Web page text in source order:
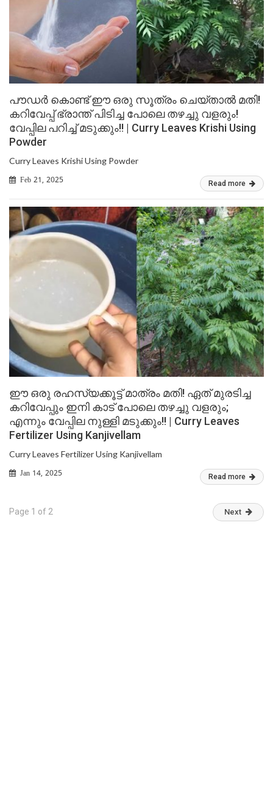
പൗഡർ കൊണ്ട് ഈ ഒരു സൂത്രം ചെയ്താൽ മതി!
കറിവേപ്പ് ഭ്രാന്ത് പിടിച്ച പോലെ തഴച്ചു വളരും!
വേപ്പില പറിച്ച് മടുക്കും!! | Curry Leaves Krishi Using
Powder
Curry Leaves Krishi Using Powder
Feb 21, 2025 Read more
ഈ ഒരു രഹസ്യക്കൂട്ട് മാത്രം മതി! ഏത് മുരടിച്ച
കറിവേപ്പും ഇനി കാട് പോലെ തഴച്ചു വളരും;
എന്നും വേപ്പില നുള്ളി മടുക്കും!! | Curry Leaves
Fertilizer Using Kanjivellam
Curry Leaves Fertilizer Using Kanjivellam
Jan 14, 2025 Read more
Page 1 of 2 Next